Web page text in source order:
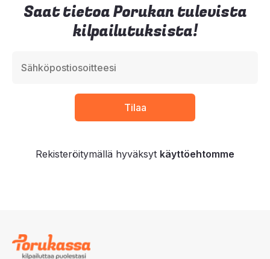
Saat tietoa Porukan tulevista
kilpailutuksista!
Rekisteröitymällä hyväksyt käyttöehtomme